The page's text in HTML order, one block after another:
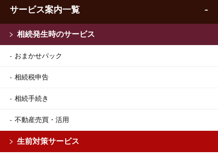
サービス案内一覧
相続発生時のサービス
おまかせパック
相続税申告
相続手続き
不動産売買・活用
生前対策サービス